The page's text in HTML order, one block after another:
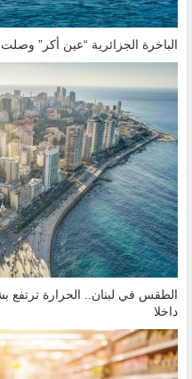
الباخرة الجزائرية “عين أكر”
الطقس في لبنان.. الحرارة ترتفع
داخلا